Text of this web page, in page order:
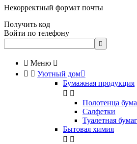
Некорректный формат почты
Получить код
Войти по телефону

 Меню 
  Уютный дом
Бумажная продукция
 
Полотенца
Салфетки
Туалетная
Бытовая химия
 